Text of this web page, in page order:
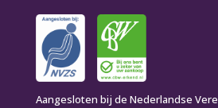
Aangesloten bij de Nederlandse